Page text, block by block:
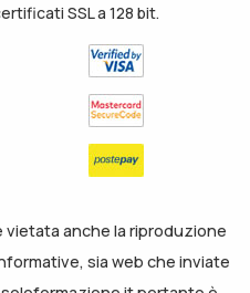
SSL a 128 bit.
vietata anche la riproduzione
sia web che inviate